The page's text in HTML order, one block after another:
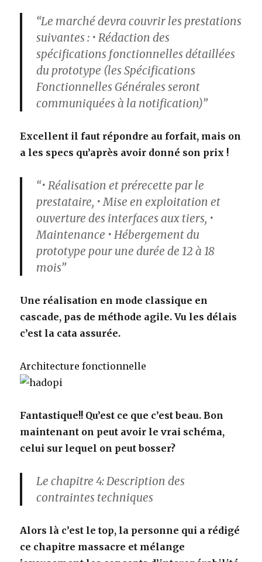
“Le marché devra couvrir les prestations
suivantes : • Rédaction des
spécifications fonctionnelles détaillées
du prototype (les Spécifications
Fonctionnelles Générales seront
communiquées à la notification)”
Excellent il faut répondre au forfait, mais on
a les specs qu’après avoir donné son prix !
“• Réalisation et prérecette par le
prestataire, • Mise en exploitation et
ouverture des interfaces aux tiers, •
Maintenance • Hébergement du
prototype pour une durée de 12 à 18
mois”
Une réalisation en mode classique en
cascade, pas de méthode agile. Vu les délais
c’est la cata assurée.
Architecture fonctionnelle
Fantastique!! Qu’est ce que c’est beau. Bon
maintenant on peut avoir le vrai schéma,
celui sur lequel on peut bosser?
Le chapitre 4: Description des
contraintes techniques
Alors là c’est le top, la personne qui a rédigé
ce chapitre massacre et mélange